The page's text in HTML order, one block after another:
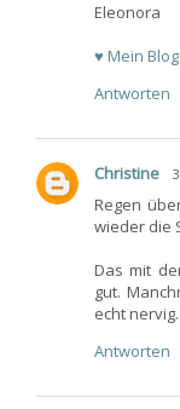
Eleonora
♥ Mein
Antworten
Christine
Regen
wieder die
Das mit
gut.
echt nervig.
Antworten